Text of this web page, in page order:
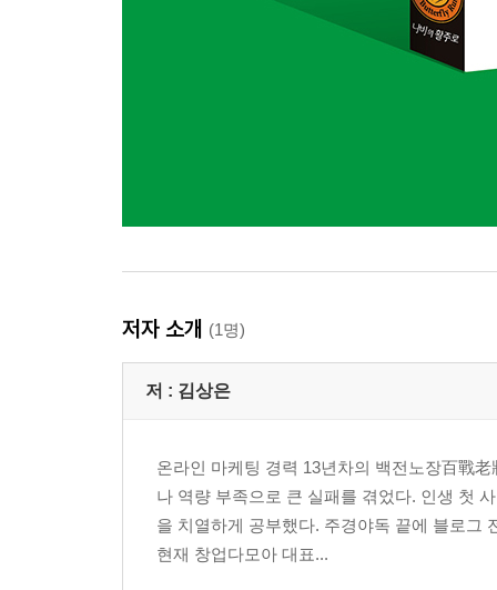
저자 소개 (1명)
저 : 김상은
온라인 마케팅 경력 13년차의 백전노장百戰
나 역량 부족으로 큰 실패를 겪었다. 인생 첫
을 치열하게 공부했다. 주경야독 끝에 블로그
현재 창업다모아 대표...